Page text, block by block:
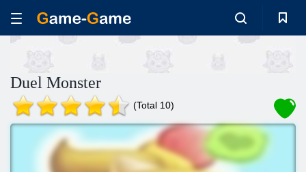
Duel Monster
(Total 10)